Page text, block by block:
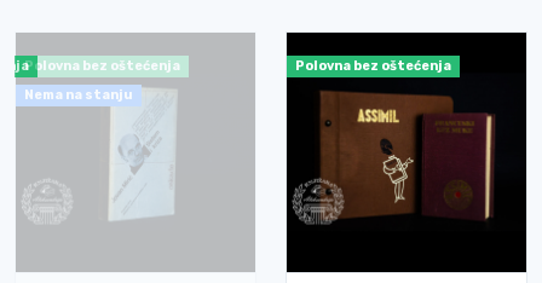
Polovna bez oštećenja
Nema na stanju
Polovna bez oštećenja